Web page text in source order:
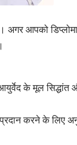
अगर आपको
के मूल
करने के लिए